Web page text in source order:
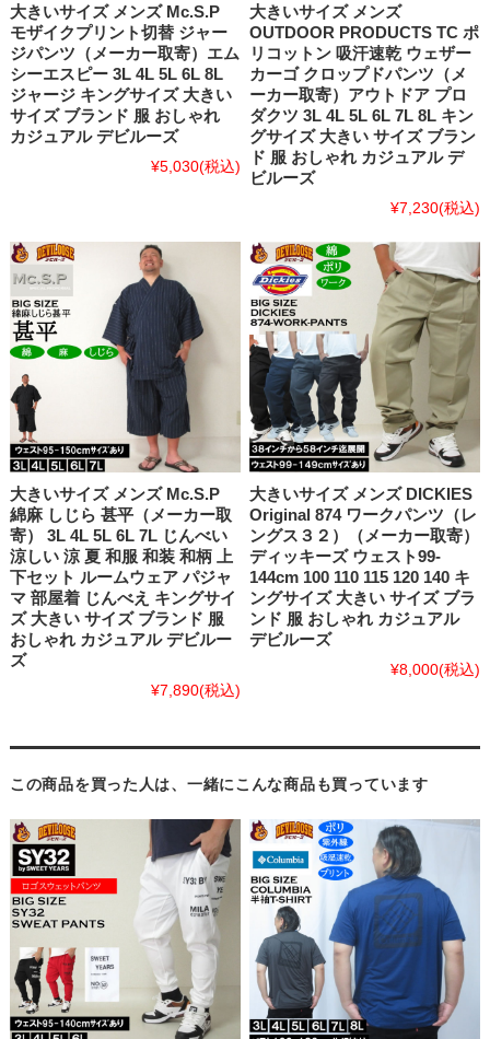
大きいサイズ メンズ Mc.S.P
モザイクプリント切替 ジャー
ジパンツ（メーカー取寄）エム
シーエスピー 3L 4L 5L 6L 8L
ジャージ キングサイズ 大きい
サイズ ブランド 服 おしゃれ
カジュアル デビルーズ
¥5,030(税込)
大きいサイズ メンズ
OUTDOOR PRODUCTS TC ポ
リコットン 吸汗速乾 ウェザー
カーゴ クロップドパンツ（メ
ーカー取寄）アウトドア プロ
ダクツ 3L 4L 5L 6L 7L 8L キン
グサイズ 大きい サイズ ブラン
ド 服 おしゃれ カジュアル デ
ビルーズ
¥7,230(税込)
大きいサイズ メンズ Mc.S.P
綿麻 しじら 甚平（メーカー取
寄） 3L 4L 5L 6L 7L じんべい
涼しい 涼 夏 和服 和装 和柄 上
下セット ルームウェア パジャ
マ 部屋着 じんべえ キングサイ
ズ 大きい サイズ ブランド 服
おしゃれ カジュアル デビルー
ズ
¥7,890(税込)
大きいサイズ メンズ DICKIES
Original 874 ワークパンツ（レ
ングス３２）（メーカー取寄）
ディッキーズ ウェスト99-
144cm 100 110 115 120 140 キ
ングサイズ 大きい サイズ ブラ
ンド 服 おしゃれ カジュアル
デビルーズ
¥8,000(税込)
この商品を買った人は、一緒にこんな商品も買っています